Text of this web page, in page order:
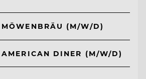
MÖWENBRÄU (M/W/D)
AMERICAN DINER (M/W/D)